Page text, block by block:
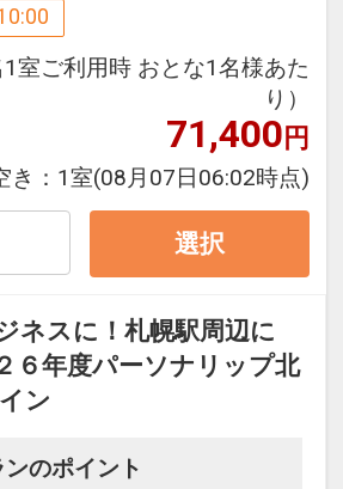
年4月1日～2027年3月
コース番号：DP-1-
1室ご利用時 おとな1名様あた
り）
71,400円
き： 1室(08月07日06:02時点)
選択
ネスに！札幌駅周辺に
６年度パーソナリップ北
ン
のポイント